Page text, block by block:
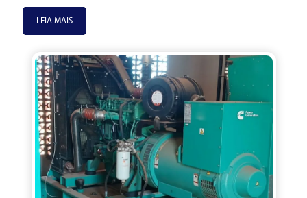
LEIA MAIS